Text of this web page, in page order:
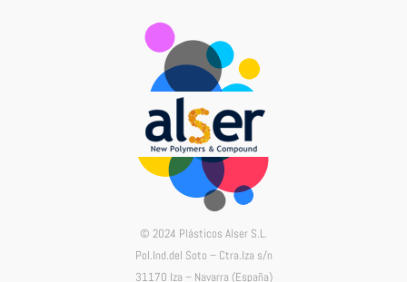
© 2024 Plásticos Alser S.L.
Pol.Ind.del Soto – Ctra.Iza s/n
31170 Iza – Navarra (España)